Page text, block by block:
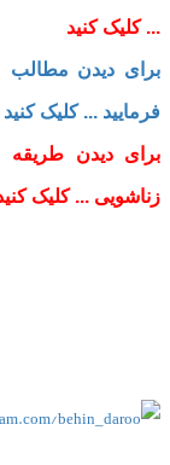
... کلیک کنید
برای دیدن مطالب
فرمایید ... کلیک کنید
برای دیدن
زناشویی ... کلیک